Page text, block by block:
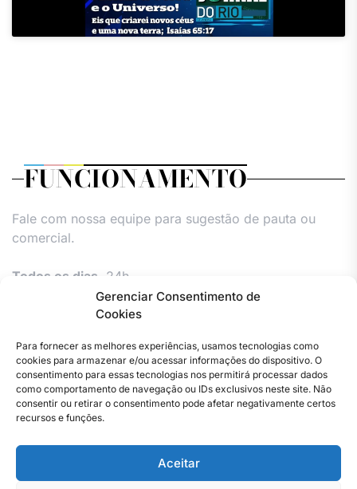
Gerenciar Consentimento de
Cookies
Para fornecer as melhores experiências, usamos tecnologias como
cookies para armazenar e/ou acessar informações do dispositivo. O
consentimento para essas tecnologias nos permitirá processar dados
como comportamento de navegação ou IDs exclusivos neste site. Não
consentir ou retirar o consentimento pode afetar negativamente certos
recursos e funções.
Aceitar
FUNCIONAMENTO
Fale com nossa equipe para sugestão de pauta ou
comercial.
Todos os dias, 24h.
Facebook
Instagram
TwitterYoutube
contato
Privacidade
–
Jornal
cookiescookiescookies
Copyright © 2023 . Todos os direitos reservados. Webmaster
By Total Pro Designer.